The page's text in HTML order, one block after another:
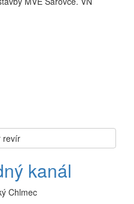
revír
kanál
Chlmec